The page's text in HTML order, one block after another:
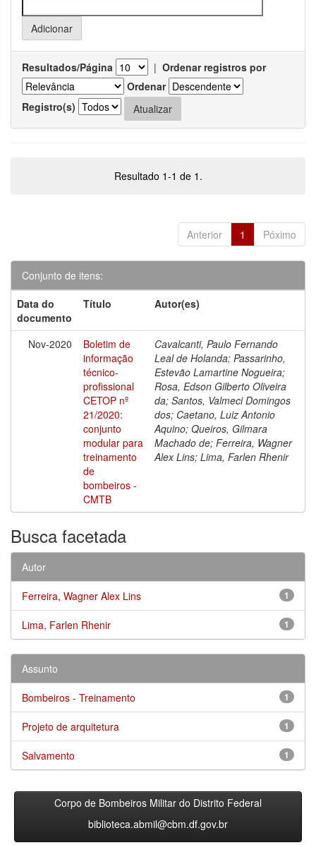
Resultados/Página | Ordenar registros por
Ordenar
Registro(s)
Resultado 1-1 de 1.
Anterior 1 Póximo
Conjunto de itens:
Data do
documento
Título Autor(es)
Nov-2020
Boletim de
informação
técnico-
profissional
CETOP nº
21/2020:
conjunto
modular para
treinamento
de
bombeiros -
CMTB
Cavalcanti, Paulo Fernando
Leal de Holanda; Passarinho,
Estevão Lamartine Nogueira;
Rosa, Edson Gilberto Oliveira
da; Santos, Valmeci Domingos
dos; Caetano, Luiz Antonio
Aquino; Queiros, Gilmara
Machado de; Ferreira, Wagner
Alex Lins; Lima, Farlen Rhenir
Busca facetada
Autor
1
Ferreira, Wagner Alex Lins
1
Lima, Farlen Rhenir
Assunto
1
Bombeiros - Treinamento
1
Projeto de arquitetura
1
Salvamento
Corpo de Bombeiros Militar do Distrito Federal
biblioteca.abmil@cbm.df.gov.br